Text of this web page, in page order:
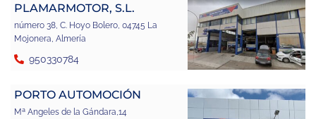
PLAMARMOTOR, S.L.
número 38, C. Hoyo Bolero, 04745 La
Mojonera, Almería
950330784
PORTO AUTOMOCIÓN
Mª Angeles de la Gándara,14